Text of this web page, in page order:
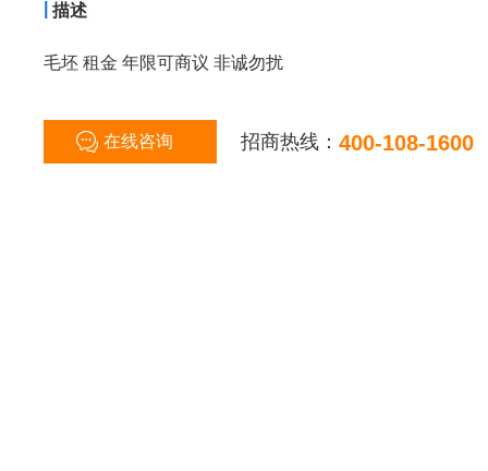
描述
毛坯 租金 年限可商议 非诚勿扰
在线咨询 招商热线： 400-108-1600